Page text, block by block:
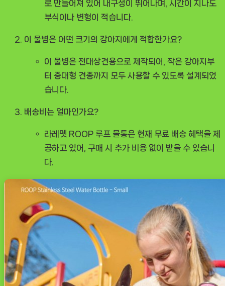
로 만들어져 있어 내구성이 뛰어나며, 시간이 지나도
부식이나 변형이 적습니다.
이 물병은 어떤 크기의 강아지에게 적합한가요?
이 물병은 전대상견용으로 제작되어, 작은 강아지부
터 중대형 견종까지 모두 사용할 수 있도록 설계되었
습니다.
배송비는 얼마인가요?
라레펫 ROOP 루프 물통은 현재 무료 배송 혜택을 제
공하고 있어, 구매 시 추가 비용 없이 받을 수 있습니
다.